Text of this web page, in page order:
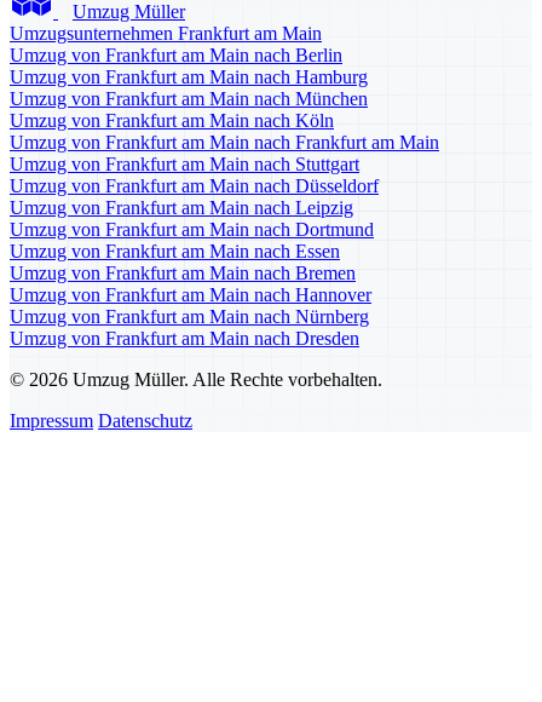
Umzug Müller
Umzugsunternehmen Frankfurt am Main
Umzug von Frankfurt am Main nach Berlin
Umzug von Frankfurt am Main nach Hamburg
Umzug von Frankfurt am Main nach München
Umzug von Frankfurt am Main nach Köln
Umzug von Frankfurt am Main nach Frankfurt am Main
Umzug von Frankfurt am Main nach Stuttgart
Umzug von Frankfurt am Main nach Düsseldorf
Umzug von Frankfurt am Main nach Leipzig
Umzug von Frankfurt am Main nach Dortmund
Umzug von Frankfurt am Main nach Essen
Umzug von Frankfurt am Main nach Bremen
Umzug von Frankfurt am Main nach Hannover
Umzug von Frankfurt am Main nach Nürnberg
Umzug von Frankfurt am Main nach Dresden
© 2026 Umzug Müller. Alle Rechte vorbehalten.
Impressum Datenschutz